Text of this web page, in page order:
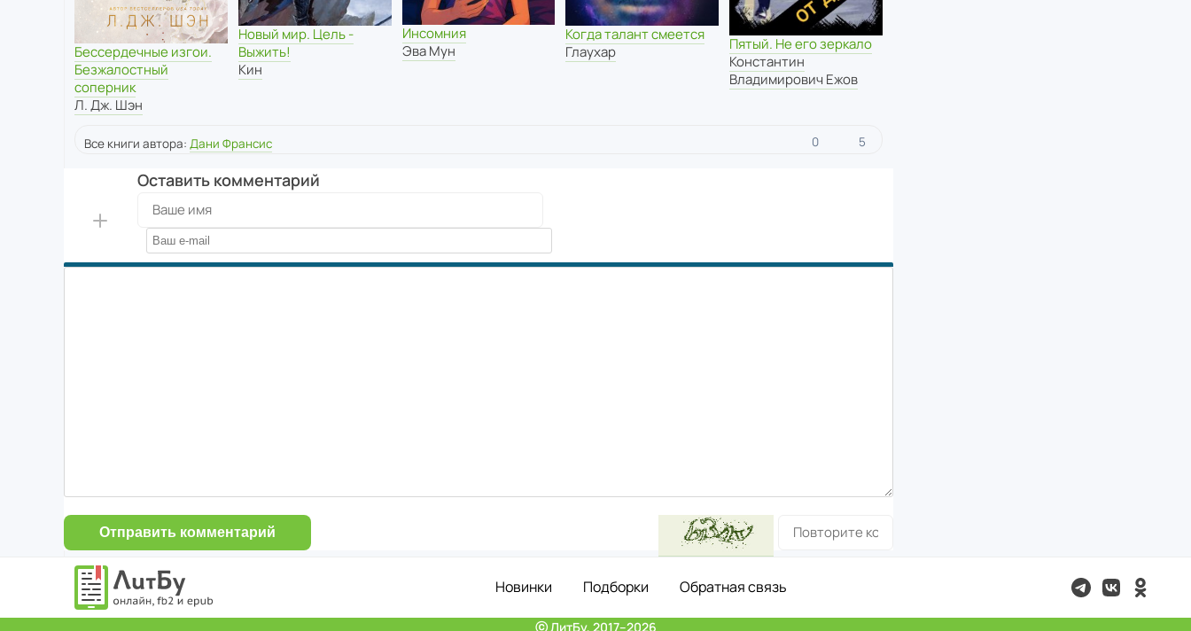
Бессердечные изгои.
Безжалостный
соперник
Л. Дж. Шэн
Новый мир. Цель -
Выжить!
Кин
Инсомния
Эва Мун
Когда талант смеется
Глаухар
Пятый. Не его зеркало
Константин
Владимирович Ежов
Все книги автора: Дани Франсис 0 5
Оставить комментарий
Отправить комментарий
Новинки Подборки Обратная связь
ⓒ ЛитБу, 2017–2026